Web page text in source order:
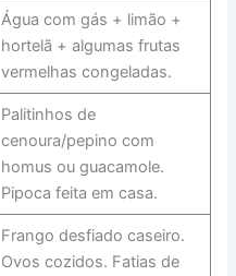
Água com gás + limão +
hortelã + algumas frutas
vermelhas congeladas.
Palitinhos de
cenoura/pepino com
homus ou guacamole.
Pipoca feita em casa.
Frango desfiado caseiro.
Ovos cozidos. Fatias de